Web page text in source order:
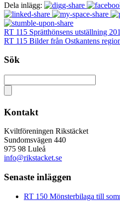
Dela inlägg:
RT 115 Sprätthönsens utställning
RT 115 Bilder från Ostkantens
Sök
Kontakt
Kviltföreningen Rikstäcket
Sundomsvägen 440
975 98 Luleå
info@rikstacket.se
Senaste inläggen
RT 150 Mönsterbilaga till